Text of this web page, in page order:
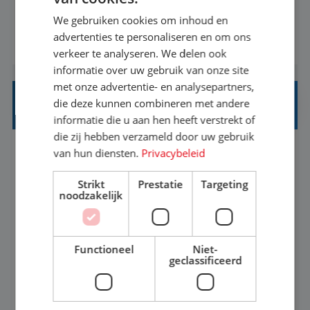
onvergetelijke vakanties van hun leven, hoe gaaf
is dat? Ben jij de commerciële professional die
net zo goed thuis is in een onderhandeling als op
verkenning bij een nieuwe accommodatie ergens
in Europa? Dan is dit jouw kans. A...
BEKIJK VACATURE
REISADVISEUR JUNIOR
Apeldoorn, Gelderland, Nederland
Baan
25-32 uur
MBO
Met jouw ervaring in de reisbranche of
achtergrond in toerisme ben je klaar voor de
volgende stap. Vanaf je stoel reis je de hele
wereld over en speel je moeiteloos in op de
wensen van je team, je klant en wat er in de
BEKIJK VACATURE
We gebruiken cookies om inhoud en
advertenties te personaliseren en om ons
verkeer te analyseren. We delen ook
informatie over uw gebruik van onze site
met onze advertentie- en analysepartners,
die deze kunnen combineren met andere
informatie die u aan hen heeft verstrekt of
die zij hebben verzameld door uw gebruik
van hun diensten. Privacybeleid
Strikt
noodzakelijk
Prestatie Targeting
Functioneel
Niet-
geclassificeerd